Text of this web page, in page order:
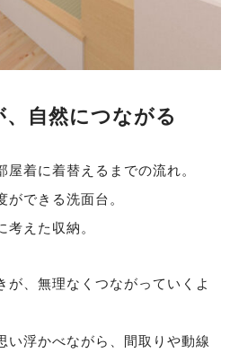
自然につながる
着に着替えるまでの流れ。
できる洗面台。
えた収納。
が、無理なくつながっていくよ
い浮かべながら、間取りや動線